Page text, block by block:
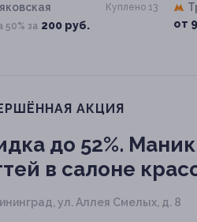
50% за 200 руб.
Куплено 13
от
АКЦИЯ
до 52%.
в салоне
ул. Аллея Смелых, д. 8